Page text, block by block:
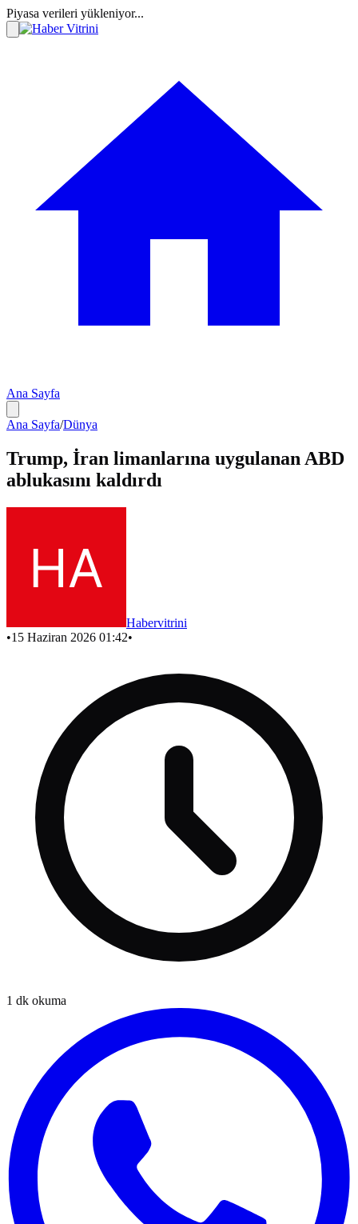
Piyasa verileri yükleniyor...
Ana Sayfa
Ana Sayfa/Dünya
Trump, İran limanlarına uygulanan ABD
ablukasını kaldırdı
Habervitrini
•15 Haziran 2026 01:42•
1 dk okuma